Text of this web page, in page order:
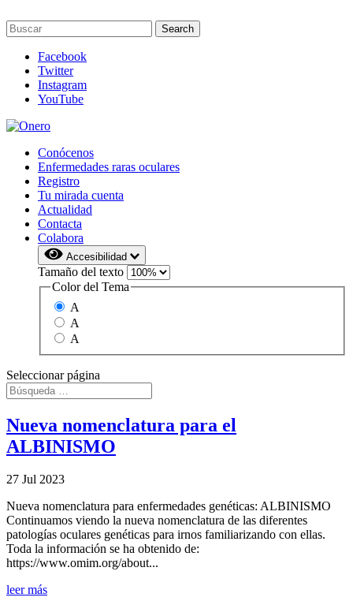
Facebook
Twitter
Instagram
YouTube
Conócenos
Enfermedades raras oculares
Registro
Tu mirada cuenta
Actualidad
Contacta
Colabora
Accesibilidad
Tamaño del texto
Color del Tema
A
A
A
Seleccionar página
Nueva nomenclatura para el
ALBINISMO
27 Jul 2023
Nueva nomenclatura para enfermedades genéticas: ALBINISMO
Continuamos viendo la nueva nomenclatura de las diferentes
patologías oculares genéticas para irnos familiarizando con ellas.
Toda la información se ha obtenido de:
https://www.omim.org/about...
leer más